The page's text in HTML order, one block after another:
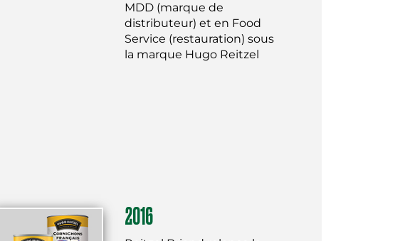
MDD (marque de
distributeur) et en Food
Service (restauration) sous
la marque Hugo Reitzel
2016